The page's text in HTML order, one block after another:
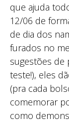
que ajuda
12/06 de
de dia dos
furados no
sugestões de
teste!), eles
(pra cada
comemorar
como